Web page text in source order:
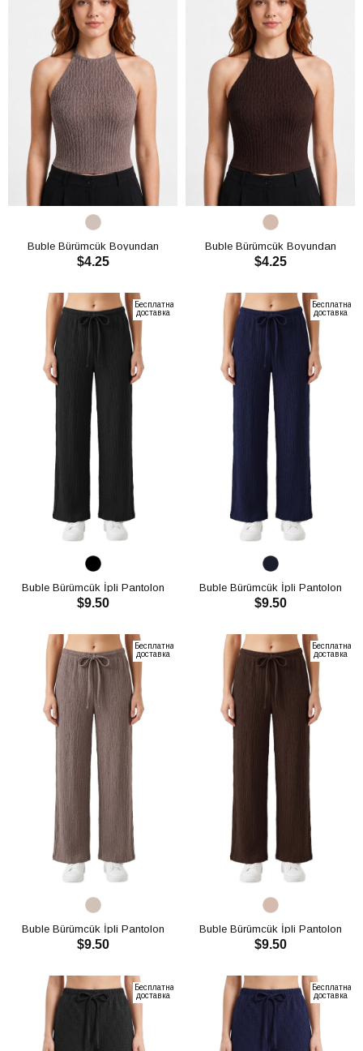
Buble Bürümcük Boyundan
Bağlamalı Crop CH3013
$4.25
Buble Bürümcük Boyundan
Bağlamalı Crop CH3013
$4.25
Бесплатная
доставка
Buble Bürümcük İpli Pantolon
CH3014
$9.50
Бесплатная
доставка
Buble Bürümcük İpli Pantolon
CH3014
$9.50
Бесплатная
доставка
Buble Bürümcük İpli Pantolon
CH3014
$9.50
Бесплатная
доставка
Buble Bürümcük İpli Pantolon
CH3014
$9.50
Бесплатная
доставка
Бесплатная
доставка